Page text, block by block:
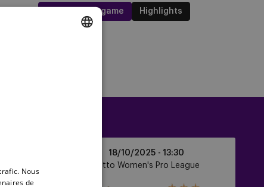
Rewatch the game Highlights
18/10/2025 - 13:30
Lotto Women's Pro League
Nous
de